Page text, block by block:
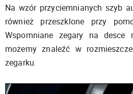
Na wzór przyciemnianych szyb
również przeszklone przy
Wspomniane zegary na desce
możemy znaleźć w
zegarku.